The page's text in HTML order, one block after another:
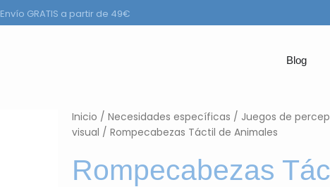
Envío GRATIS a partir de 49€
Blog
Inicio / Necesidades específicas / Juegos de
visual / Rompecabezas Táctil de Animales
Rompecabezas